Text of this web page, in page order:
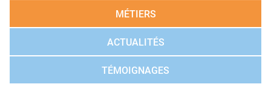
MÉTIERS
ACTUALITÉS
TÉMOIGNAGES